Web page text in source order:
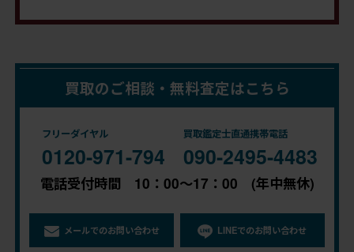
買取のご相談・無料査定はこちら
フリーダイヤル
0120-971-794
買取鑑定士直通携帯電話
090-2495-4483
電話受付時間 10：00～17：00 (年中無休)
メールでのお問い合わせ LINEでのお問い合わせ